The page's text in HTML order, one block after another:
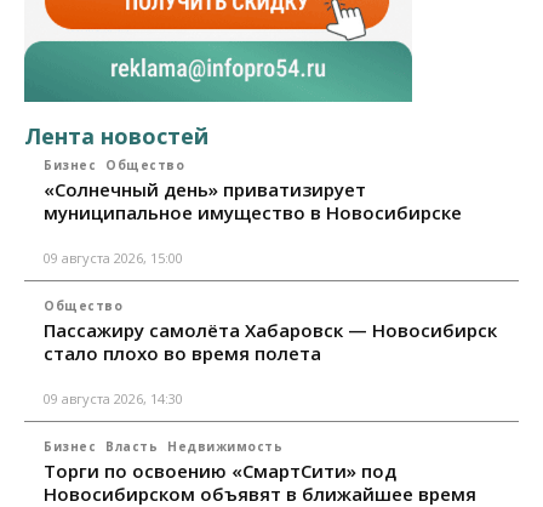
Лента новостей
Бизнес Общество
«Солнечный день» приватизирует
муниципальное имущество в Новосибирске
09 августа 2026, 15:00
Общество
Пассажиру самолёта Хабаровск — Новосибирск
стало плохо во время полета
09 августа 2026, 14:30
Бизнес Власть Недвижимость
Торги по освоению «СмартСити» под
Новосибирском объявят в ближайшее время